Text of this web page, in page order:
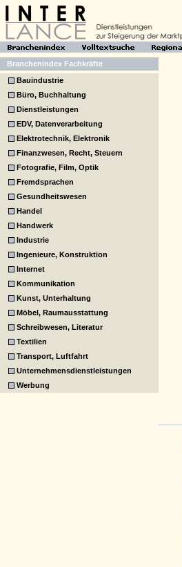
Branchenindex Fachkräfte
Bauindustrie
Büro, Buchhaltung
Dienstleistungen
EDV, Datenverarbeitung
Elektrotechnik, Elektronik
Finanzwesen, Recht, Steuern
Fotografie, Film, Optik
Fremdsprachen
Gesundheitswesen
Handel
Handwerk
Industrie
Ingenieure, Konstruktion
Internet
Kommunikation
Kunst, Unterhaltung
Möbel, Raumausstattung
Schreibwesen, Literatur
Textilien
Transport, Luftfahrt
Unternehmensdienstleistungen
Werbung